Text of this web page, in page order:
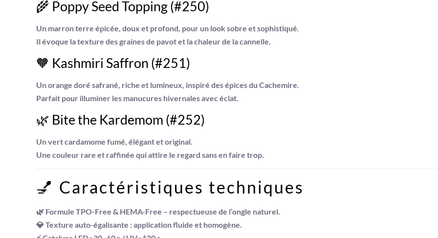
🌾 Poppy Seed Topping (#250)
Un marron terre épicée, doux et profond, pour un look sobre et sophistiqué.
Il évoque la texture des graines de pavot et la chaleur de la cannelle.
🧡 Kashmiri Saffron (#251)
Unorange doré safrané, riche et lumineux, inspiré des épices du Cachemire.
Parfait pour illuminer les manucures hivernales avec éclat.
🌿 Bite the Kardemom (#252)
Unvert cardamome fumé, élégant et original.
Une couleur rare et raffinée qui attire le regard sans en faire trop.
💅 Caractéristiques techniques
🌿 FormuleTPO-Free & HEMA-Free – respectueuse de l’ongle naturel.
💎 Textureauto-égalisante : application fluide et homogène.